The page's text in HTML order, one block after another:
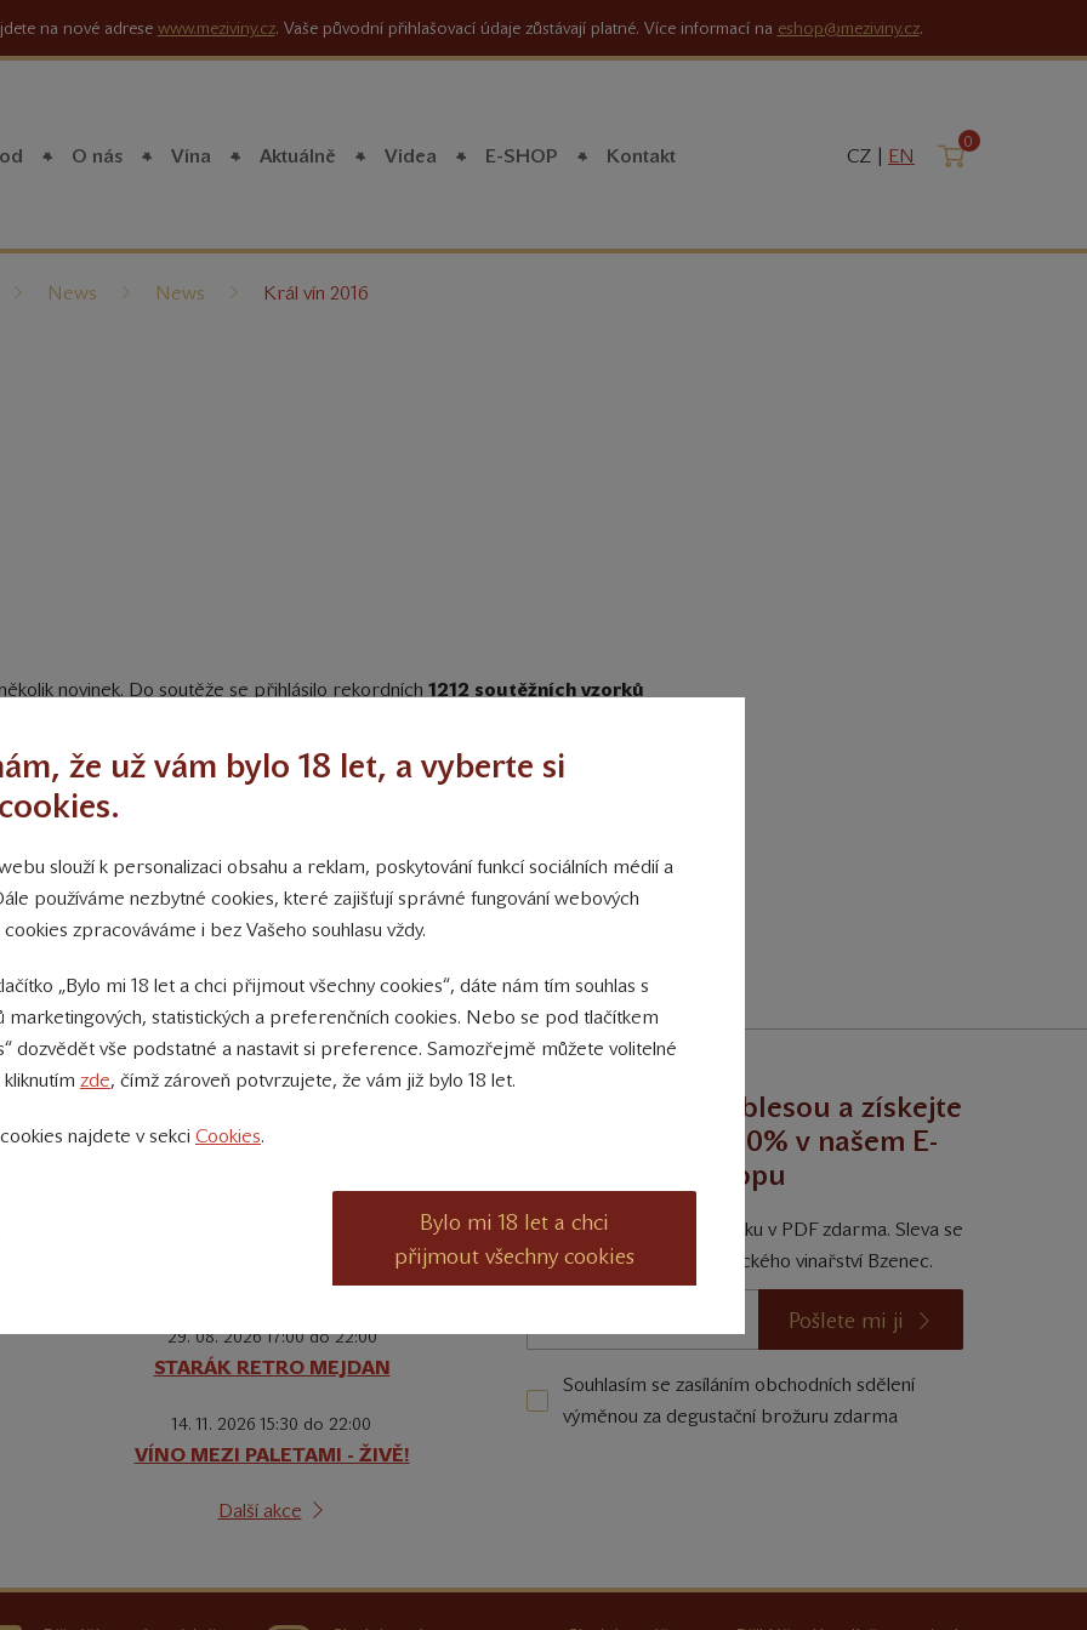
na nové adrese www.meziviny.cz. Vaše původní přihlašovací údaje zůstávají platné. Více informací na eshop@meziviny.cz.
O nás Vína Aktuálně Videa E-SHOP Kontakt CZ | EN Košík
0
News News Král vín 2016
novinek. Do soutěže se přihlásilo rekordních 1212 soutěžních vzorků
počinem bylo například založení soutěžní kategorie extrasuchých vín. Slavnostní
a bylo zakončeno degustací 600 nejlepších vín současně se zahradní párty
odnáší 6 medailových pozic
. Téměř všechny obsadil ročník 2015. Do řady
vlašskýa stříbro pro Muškát moravský a Chardonnay
rosé, opět z velmi dobré sklizně ročníku 2015.
Palo Hoďa na Staráku
VÍNA ZE ZÁMKŮ
29. 08. 2026 17:00 do 22:00
STARÁK RETRO MEJDAN
14. 11. 2026 15:30 do 22:00
VÍNO MEZI PALETAMI - ŽIVĚ!
Další akce
Degustujte s noblesou a získejte
trvalou slevu 10% v našem E-
shopu
Získejte degustační příručku v PDF zdarma. Sleva se
vztahuje na vína Zámeckého vinařství Bzenec.
Pošlete mi ji
Souhlasím se zasíláním obchodních sdělení
výměnou za degustační brožuru zdarma
že už vám bylo 18 let, a vyberte si
slouží k personalizaci obsahu a reklam, poskytování funkcí sociálních médií a
používáme nezbytné cookies, které zajišťují správné fungování webových
zpracováváme i bez Vašeho souhlasu vždy.
„Bylo mi 18 let a chci přijmout všechny cookies“, dáte nám tím souhlas s
marketingových, statistických a preferenčních cookies. Nebo se pod tlačítkem
dozvědět vše podstatné a nastavit si preference. Samozřejmě můžete volitelné
zde, čímž zároveň potvrzujete, že vám již bylo 18 let.
najdete v sekci Cookies.
Bylo mi 18 let a chci
přijmout všechny cookies